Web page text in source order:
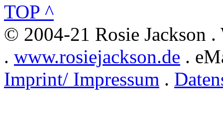
TOP ^
© 2004-21 Rosie Jackson
. www.rosiejackson.de .
Imprint/ Impressum .